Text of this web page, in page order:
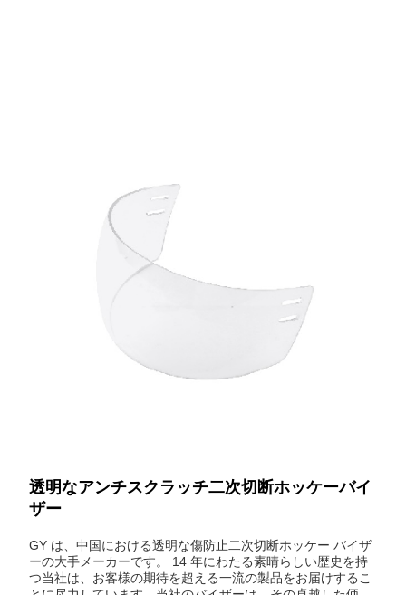
透明なアンチスクラッチ二次切断ホッケーバイ
ザー
GY は、中国における透明な傷防止二次切断ホッケー バイザ
ーの大手メーカーです。 14 年にわたる素晴らしい歴史を持
つ当社は、お客様の期待を超える一流の製品をお届けするこ